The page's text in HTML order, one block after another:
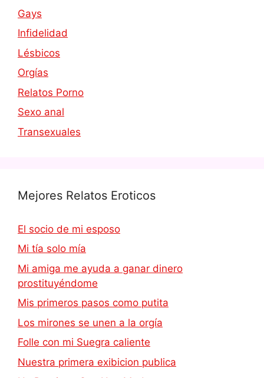
Gays
Infidelidad
Lésbicos
Orgías
Relatos Porno
Sexo anal
Transexuales
Mejores Relatos Eroticos
El socio de mi esposo
Mi tía solo mía
Mi amiga me ayuda a ganar dinero
prostituyéndome
Mis primeros pasos como putita
Los mirones se unen a la orgía
Folle con mi Suegra caliente
Nuestra primera exibicion publica